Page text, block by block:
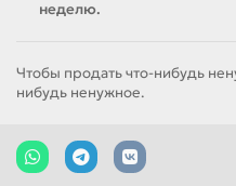
неделю.
Чтобы продать что-нибудь
нибудь ненужное.